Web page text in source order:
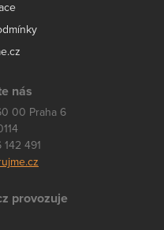
nás
00 Praha 6
142 491
provozuje